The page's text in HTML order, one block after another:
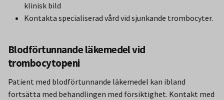
klinisk bild
Kontakta specialiserad vård vid sjunkande trombocyter.
Blodförtunnande läkemedel vid
trombocytopeni
Patient med blodförtunnande läkemedel kan ibland
fortsätta med behandlingen med försiktighet. Kontakt med